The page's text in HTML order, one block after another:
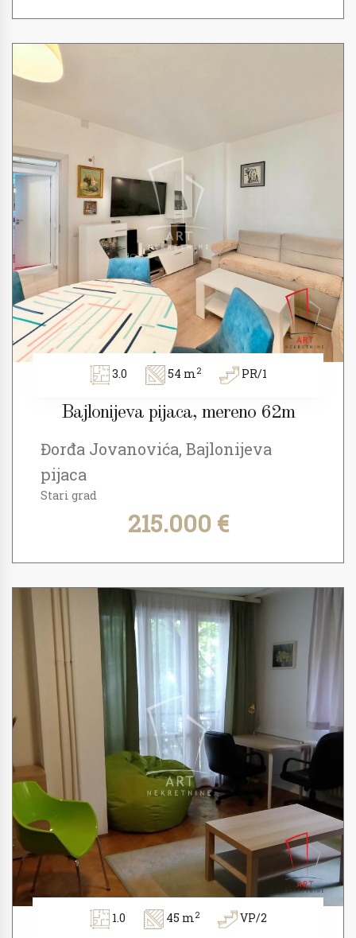
3.0 54 m2 PR/1
Bajlonijeva pijaca, mereno 62m
Đorđa Jovanovića, Bajlonijeva
pijaca
Stari grad
215.000 €
1.0 45 m2 VP/2